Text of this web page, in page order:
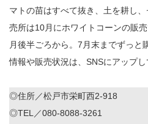
マトの苗はすべて抜き、土を耕し
売所は10月にホワイトコーンの販
月後半ごろから。7月末までずっと
情報や販売状況は、SNSにアップし
◎住所／松戸市栄町西2-918
◎TEL／080-8088-3261